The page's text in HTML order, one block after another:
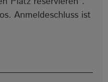
Anmeldeschluss ist